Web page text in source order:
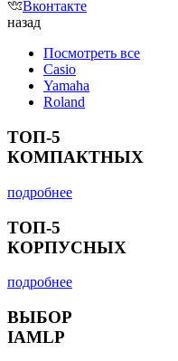
Вконтакте
назад
Посмотреть все
Casio
Yamaha
Roland
ТОП-5
КОМПАКТНЫХ
подробнее
ТОП-5
КОРПУСНЫХ
подробнее
ВЫБОР
IAMLP